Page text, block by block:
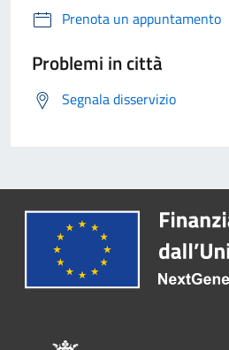
Prenota un appuntamento
Problemi in città
Segnala disservizio